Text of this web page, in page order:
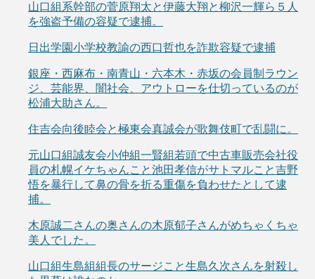
山口組系幹部の菅原翔太と伊藤大翔と柳沢一輝ら５人
を強盗予備の容疑で逮捕。
日出学園小学校教諭の西口哲也を詐欺容疑で逮捕
銀座・西麻布・南青山・六本木・赤坂の会員制ラウン
ジ、芸能界、闇社会、アウトローを仕切っているのが
松浦大助さん。
住吉会向後睦会と極東会真誠会が歌舞伎町で乱闘に。
元山口組誠友会小仲組一賢組若頭で中古車販売会社役
員の札幌イケちゃんこと池田孝信がサトマルこと吉野
悟を暴行して鼻の骨を折る重傷を負わせたとして逮
捕。
木原誠二さんの奥さんの木原郁子さんがめちゃくちゃ
美人でした。
山口組生島組組長のサージこと生島久次さんを射殺し